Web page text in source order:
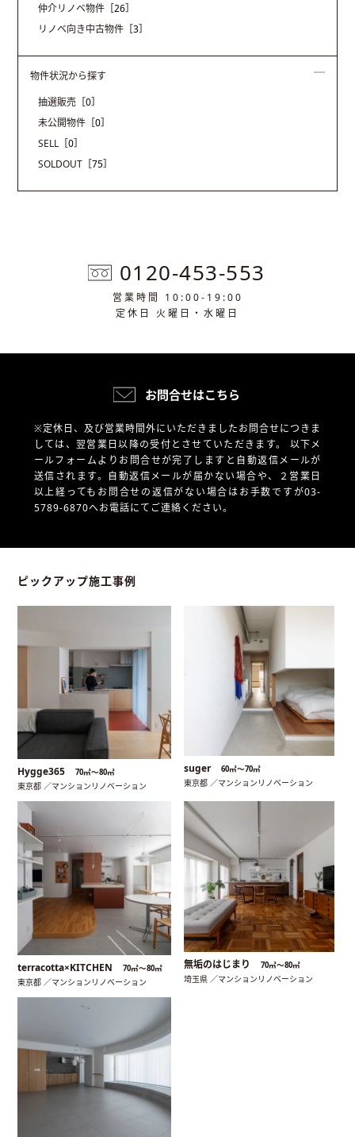
仲介リノベ物件 ［26］
リノベ向き中古物件 ［3］
物件状況から探す
抽選販売 ［0］
未公開物件 ［0］
SELL ［0］
SOLDOUT ［75］
0120-453-553
営業時間 10:00-19:00
定休日 火曜日・水曜日
お問合せはこちら
※定休日、及び営業時間外にいただきましたお問合せにつきま
しては、翌営業日以降の受付とさせていただきます。 以下メ
ールフォームよりお問合せが完了しますと自動返信メールが
送信されます。自動返信メールが届かない場合や、
２営業日
以上経ってもお問合せの返信がない場合はお手数ですが03-
5789-6870へお電話にてご連絡ください。
ピックアップ施工事例
Hygge365 70㎡〜80㎡
東京都 ／マンションリノベーション
suger 60㎡〜70㎡
東京都 ／マンションリノベーション
terracotta×KITCHEN 70㎡〜80㎡
東京都 ／マンションリノベーション
無垢のはじまり 70㎡〜80㎡
埼玉県 ／マンションリノベーション